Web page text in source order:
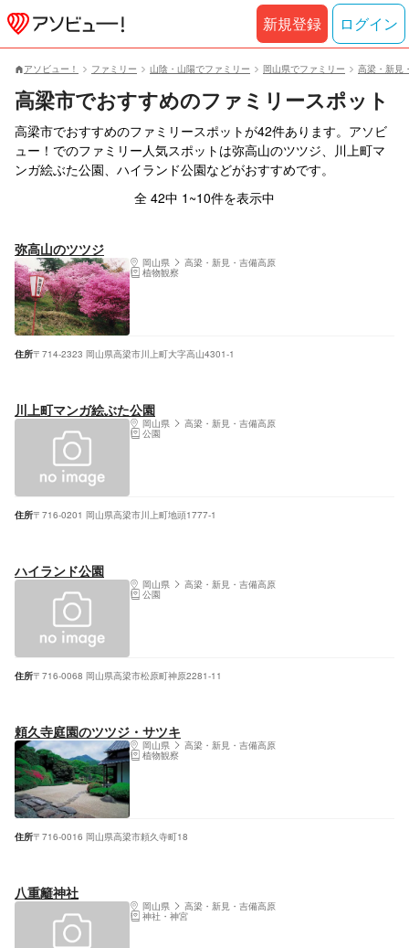
アソビュー！ ファミリー 山陰・山陽でファミリー 岡山県でファミリー 高梁・新見
高梁市でおすすめのファミリースポット
高梁市でおすすめのファミリースポットが42件あります。アソビ
ュー！でのファミリー人気スポットは弥高山のツツジ、川上町マ
ンガ絵ぶた公園、ハイランド公園などがおすすめです。
全 42中 1~10件を表示中
弥高山のツツジ
岡山県 高梁・新見・吉備高原
植物観察
住所〒714-2323 岡山県高梁市川上町大字高山4301-1
川上町マンガ絵ぶた公園
岡山県 高梁・新見・吉備高原
公園
住所〒716-0201 岡山県高梁市川上町地頭1777-1
ハイランド公園
岡山県 高梁・新見・吉備高原
公園
住所〒716-0068 岡山県高梁市松原町神原2281-11
頼久寺庭園のツツジ・サツキ
岡山県 高梁・新見・吉備高原
植物観察
住所〒716-0016 岡山県高梁市頼久寺町18
八重籬神社
岡山県 高梁・新見・吉備高原
神社・神宮
新規登録 ログイン